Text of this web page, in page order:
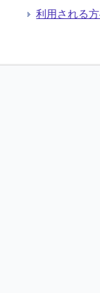
利用される